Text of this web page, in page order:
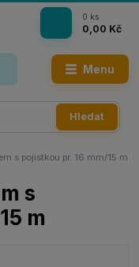
Menu
Hledat
0 ks
0,00 Kč
s pojistkou pr. 16 mm/15 m
s
m